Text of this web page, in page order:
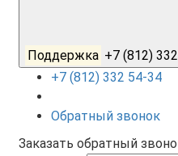
Поддержка +7 (812)
+7 (812) 332 54-34
Обратный звонок
Заказать обратный